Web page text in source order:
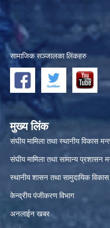
सामाजिक सञ्जालका लिंकहरु
मुख्य लिंक
संघीय मामिला तथा स्थानीय विकास
संघीय मामिला तथा सामान्य प्रशासन
स्थानीय शासन तथा सामुदायिक
केन्द्रीय पंजीकरण विभाग
अनलाईन खबर